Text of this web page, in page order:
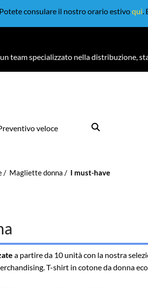
Potete consulare il nostro orario estivoqui.
team specializzato nella distribuzione,
veloce
Magliette donna I must-have
a partire da 10 unità con la nostra
T-shirt in cotone da donna